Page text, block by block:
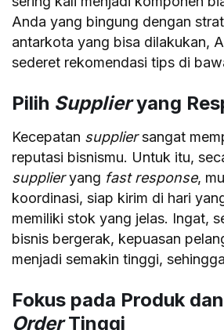
Anda yang bingung dengan
antarkota yang bisa dilakukan,
sederet rekomendasi tips di
Pilih Supplieryang
Kecepatan suppliersangat
reputasi bisnismu. Untuk itu,
supplieryang fast response,
koordinasi, siap kirim di hari
memiliki stok yang jelas. Ingat,
bisnis bergerak, kepuasan
menjadi semakin tinggi,
Fokus pada Produk dan
OrderTinggi